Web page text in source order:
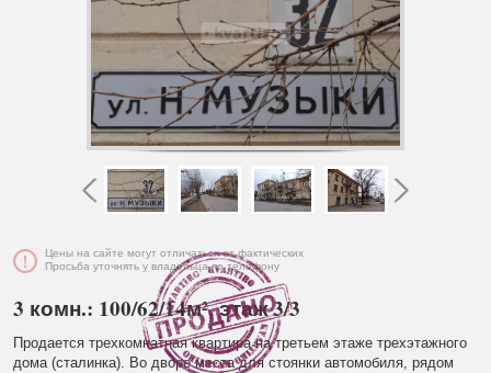
Цены на сайте могут отличаться от фактических
Просьба уточнять у владельца по телефону
3 комн.: 100/62/14м², этаж 3/3
Продается трехкомнатная квартира на третьем этаже трехэтажного
дома (сталинка). Во дворе места для стоянки автомобиля, рядом